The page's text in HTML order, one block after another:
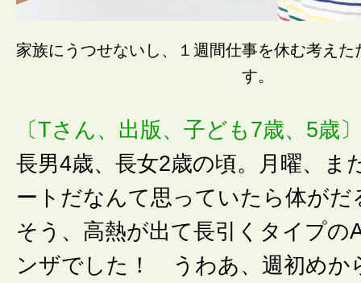
家族にうつせないし、１週間仕事を休む考え
す。
〔Tさん、出版、子ども7歳、5歳〕
長男4歳、長女2歳の頃。月曜、ま
ートだなんて思っていたら体がだ
そう、高熱が出て長引くタイプの
ンザでした！ うわあ、週初めか